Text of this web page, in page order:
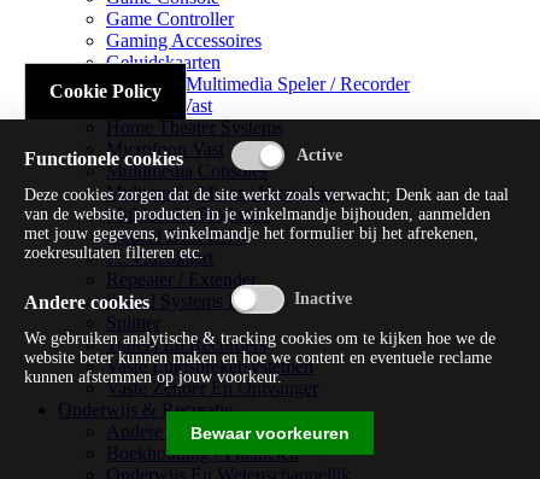
Game Controller
Gaming Accessoires
Geluidskaarten
Handheld Multimedia Speler / Recorder
Headsets Vast
Home Theater Systems
Microfoon Vast
Multimedia Consoles
Multimedia Mixer / Versterker
Multimedia Productie
Optical Disk Drive
Pc Videokaart
Repeater / Extender
Sound Systems Hi-fi
Splitter
Tuners En Recorders
Vaste Luidsprekersystemen
Vaste Zender En Ontvanger
Onderwijs & Recreatie
Andere Beveiligingssoftware
Boekhouding / Financiën
Cookie Policy
Functionele cookies
Deze cookies zorgen dat de site werkt zoals verwacht; Denk aan de taal
van de website, producten in je winkelmandje bijhouden, aanmelden
met jouw gegevens, winkelmandje het formulier bij het afrekenen,
zoekresultaten filteren etc.
Andere cookies
We gebruiken analytische & tracking cookies om te kijken hoe we de
website beter kunnen maken en hoe we content en eventuele reclame
kunnen afstemmen op jouw voorkeur.
Bewaar voorkeuren